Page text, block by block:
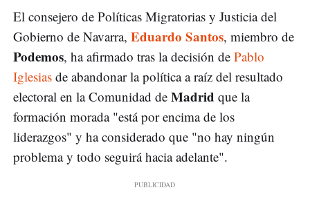
El consejero de Políticas Migratorias y Justicia del
Gobierno de Navarra, Eduardo Santos, miembro de
Podemos, ha afirmado tras la decisión de Pablo
Iglesias de abandonar la política a raíz del resultado
electoral en la Comunidad de Madrid que la
formación morada "está por encima de los
liderazgos" y ha considerado que "no hay ningún
problema y todo seguirá hacia adelante".